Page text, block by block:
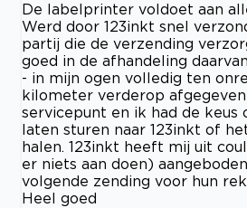
De labelprinter voldoet aan
Werd door 123inkt snel
partij die de verzending
goed in de afhandeling
- in mijn ogen volledig ten
kilometer verderop
servicepunt en ik had de keus
laten sturen naar 123inkt of
halen. 123inkt heeft mij uit
er niets aan doen)
volgende zending voor hun
Heel goed